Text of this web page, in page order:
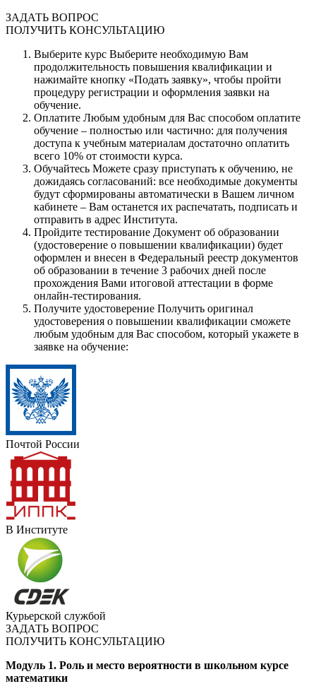
ЗАДАТЬ ВОПРОС
ПОЛУЧИТЬ КОНСУЛЬТАЦИЮ
Выберите курс Выберите необходимую Вам
продолжительность повышения квалификации и
нажимайте кнопку «Подать заявку», чтобы пройти
процедуру регистрации и оформления заявки на
обучение.
Оплатите Любым удобным для Вас способом оплатите
обучение – полностью или частично: для получения
доступа к учебным материалам достаточно оплатить
всего 10% от стоимости курса.
Обучайтесь Можете сразу приступать к обучению, не
дожидаясь согласований: все необходимые документы
будут сформированы автоматически в Вашем личном
кабинете – Вам останется их распечатать, подписать и
отправить в адрес Института.
Пройдите тестирование Документ об образовании
(удостоверение о повышении квалификации) будет
оформлен и внесен в Федеральный реестр документов
об образовании в течение 3 рабочих дней после
прохождения Вами итоговой аттестации в форме
онлайн-тестирования.
Получите удостоверение Получить оригинал
удостоверения о повышении квалификации сможете
любым удобным для Вас способом, который укажете в
заявке на обучение:
Почтой России
В Институте
Курьерской службой
ЗАДАТЬ ВОПРОС
ПОЛУЧИТЬ КОНСУЛЬТАЦИЮ
Модуль 1. Роль и место вероятности в школьном курсе
математики